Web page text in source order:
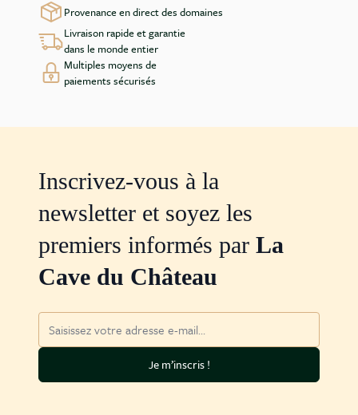
Provenance en direct des domaines
Livraison rapide et garantie
dans le monde entier
Multiples moyens de
paiements sécurisés
Inscrivez-vous à la
newsletter et soyez les
premiers informés par La
Cave du Château
Je m’inscris !